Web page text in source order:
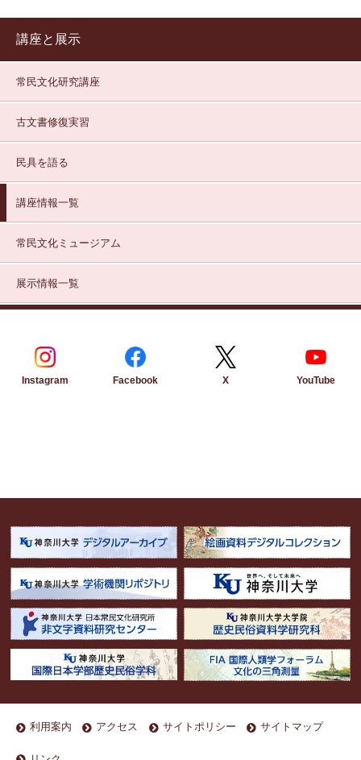
講座と展示
常民文化研究講座
古文書修復実習
民具を語る
講座情報一覧
常民文化ミュージアム
展示情報一覧
Instagram Facebook X YouTube
利用案内 アクセス サイトポリシー サイトマップ